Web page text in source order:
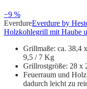
−9 %
EverdureEverdure by
Holzkohlegrill mit Haube
Grillmaße: ca. 38,4
9,5 / 7 Kg
Grillrostgröße: 28 x
Feuerraum und
dadurch leicht zu